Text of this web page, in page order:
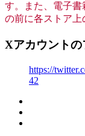
す。また、電子書
の前に各ストア上
Xアカウント
https://
42